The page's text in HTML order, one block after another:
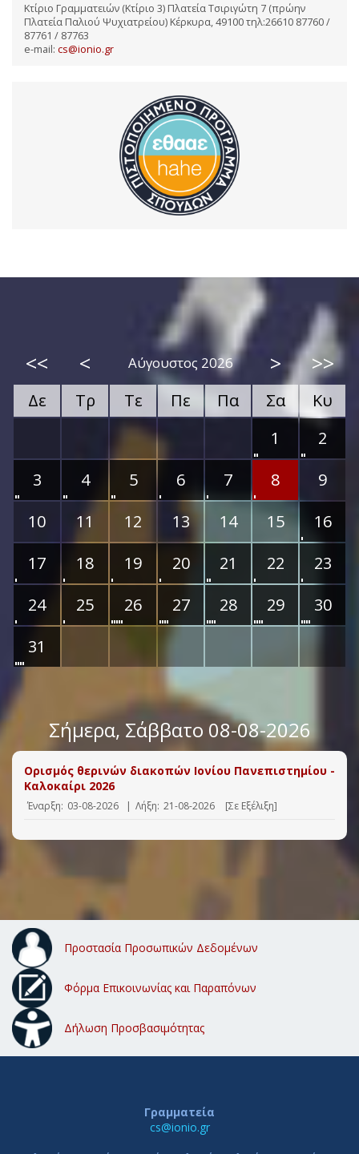
Κτίριο Γραμματειών (Κτίριο 3) Πλατεία Τσιριγώτη 7 (πρώην
Πλατεία Παλιού Ψυχιατρείου) Κέρκυρα, 49100 τηλ:26610 87760 /
87761 / 87763
e-mail: cs@ionio.gr
<< < Αύγουστος 2026 > >>
Δε Τρ Τε Πε Πα Σα
Κυ
1
2
3
4 5 6 7 8
9
10
11 12 13 14 15
16
17
18 19 20 21 22
23
24
25 26 27 28 29
30
31
Σήμερα, Σάββατο 08-08-2026
Ορισμός θερινών διακοπών Ιονίου Πανεπιστημίου -
Καλοκαίρι 2026
Έναρξη: 03-08-2026 | Λήξη: 21-08-2026 [Σε Εξέλιξη]
Προστασία Προσωπικών Δεδομένων
Φόρμα Επικοινωνίας και Παραπόνων
Δήλωση Προσβασιμότητας
Γραμματεία
cs@ionio.gr